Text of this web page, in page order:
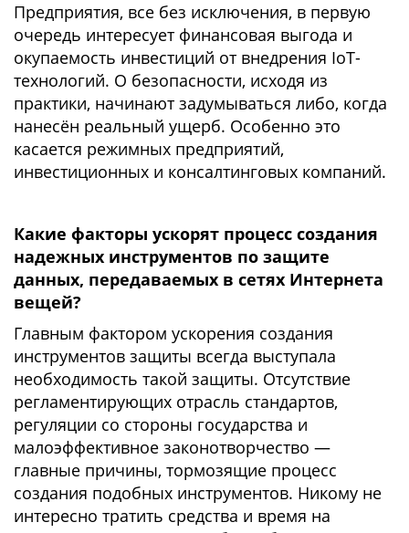
Предприятия, все без исключения, в первую
очередь интересует финансовая выгода и
окупаемость инвестиций от внедрения IoT-
технологий. О безопасности, исходя из
практики, начинают задумываться либо, когда
нанесён реальный ущерб. Особенно это
касается режимных предприятий,
инвестиционных и консалтинговых компаний.
Какие факторы ускорят процесс создания
надежных инструментов по защите
данных, передаваемых в сетях Интернета
вещей?
Главным фактором ускорения создания
инструментов защиты всегда выступала
необходимость такой защиты. Отсутствие
регламентирующих отрасль стандартов,
регуляции со стороны государства и
малоэффективное законотворчество —
главные причины, тормозящие процесс
создания подобных инструментов. Никому не
интересно тратить средства и время на